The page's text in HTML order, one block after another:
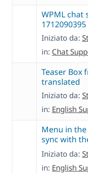
WPML chat
1712090395
Iniziato da:
in: Chat
Teaser Box
translated
Iniziato da:
in: English
Menu in
sync with
Iniziato da:
in: English